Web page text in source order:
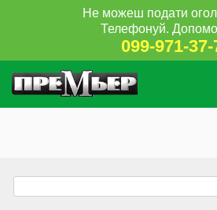
Не можеш подати
Телефонуй.
099-971-37-